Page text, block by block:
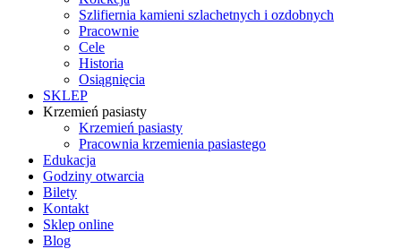
Szlifiernia kamieni szlachetnych i ozdobnych
Pracownie
Cele
Historia
Osiągnięcia
SKLEP
Krzemień pasiasty
Krzemień pasiasty
Pracownia krzemienia pasiastego
Edukacja
Godziny otwarcia
Bilety
Kontakt
Sklep online
Blog